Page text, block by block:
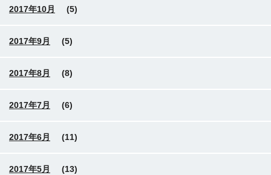
2017年10月 (5)
2017年9月 (5)
2017年8月 (8)
2017年7月 (6)
2017年6月 (11)
2017年5月 (13)